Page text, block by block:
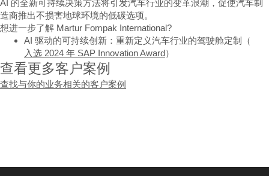
AI 的全新可持续决策方法将引发汽车行业的变革浪潮，促使汽车制
造商推出不损害地球环境的低碳选项。
想进一步了解 Martur Fompak International?
AI 驱动的可持续创新：重新定义汽车行业的驾驶舱定制（
入选 2024 年 SAP Innovation Award）
查看更多客户案例
查找与你的业务相关的客户案例